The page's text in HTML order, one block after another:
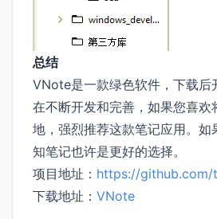
总结
VNote是一款绿色软件，下载后
在不断开发和完善，如果您喜欢
地，强烈推荐这款笔记应用。如
知笔记也许是更好的选择。
项目地址： https://
下载地址： VNote